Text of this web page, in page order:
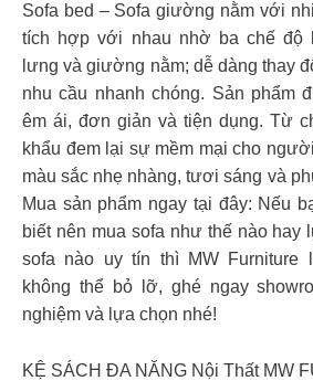
️Sofa bed – Sofa giường nằm với
tích hợp với nhau nhờ ba chế độ
lưng và giường nằm; dễ dàng thay
nhu cầu nhanh chóng. ️Sản phẩm
êm ái, đơn giản và tiện dụng. Từ
khẩu đem lại sự mềm mại cho
màu sắc nhẹ nhàng, tươi sáng và
️Mua sản phẩm ngay tại đây: Nếu
biết nên mua sofa như thế nào hay
sofa nào uy tín thì MW Furniture
không thể bỏ lỡ, ghé ngay
nghiệm và lựa chọn nhé!
KỆ SÁCH ĐA NĂNG Nội Thất MW